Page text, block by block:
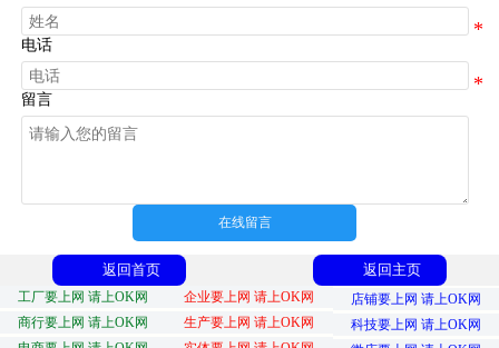
电话
留言
在线留言
返回首页 返回主页
工厂要上网 请上OK网 企业要上网 请上OK网
店铺要上网 请上OK网
商行要上网 请上OK网
生产要上网 请上OK网
科技要上网 请上OK网